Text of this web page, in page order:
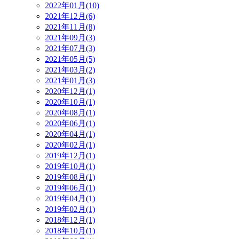
2022年01月(10)
2021年12月(6)
2021年11月(8)
2021年09月(3)
2021年07月(3)
2021年05月(5)
2021年03月(2)
2021年01月(3)
2020年12月(1)
2020年10月(1)
2020年08月(1)
2020年06月(1)
2020年04月(1)
2020年02月(1)
2019年12月(1)
2019年10月(1)
2019年08月(1)
2019年06月(1)
2019年04月(1)
2019年02月(1)
2018年12月(1)
2018年10月(1)